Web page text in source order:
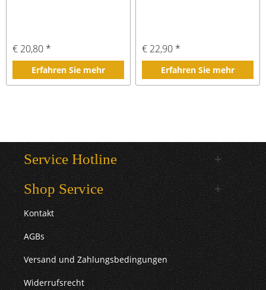
€ 20,80 *
Erfahren Sie mehr
€ 22,90 *
Erfahren Sie mehr
Service Hotline
Shop Service
Kontakt
AGBs
Versand und Zahlungsbedingungen
Widerrufsrecht